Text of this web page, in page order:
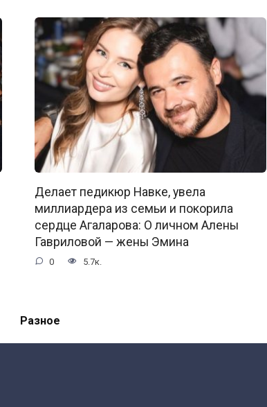
Делает педикюр Навке, увела
миллиардера из семьи и покорила
сердце Агаларова: О личном Алены
Гавриловой — жены Эмина
0 5.7к.
Разное